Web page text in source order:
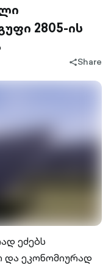
2805-ის
share-
Share
ეძებს
ეკონომიურად